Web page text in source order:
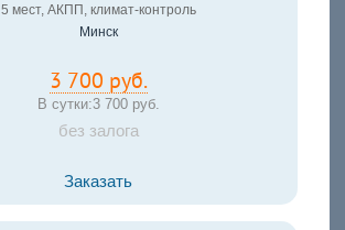
5 мест, АКПП, климат-контроль
Минск
3 700 руб.
В сутки:3 700 руб.
без залога
Заказать